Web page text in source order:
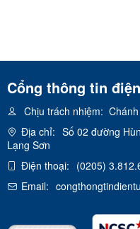
Cổng thông tin
Chịu trách nhiệm:
Địa chỉ: Số 02 đường
Lạng Sơn
Điện thoại: (0205)
Email: